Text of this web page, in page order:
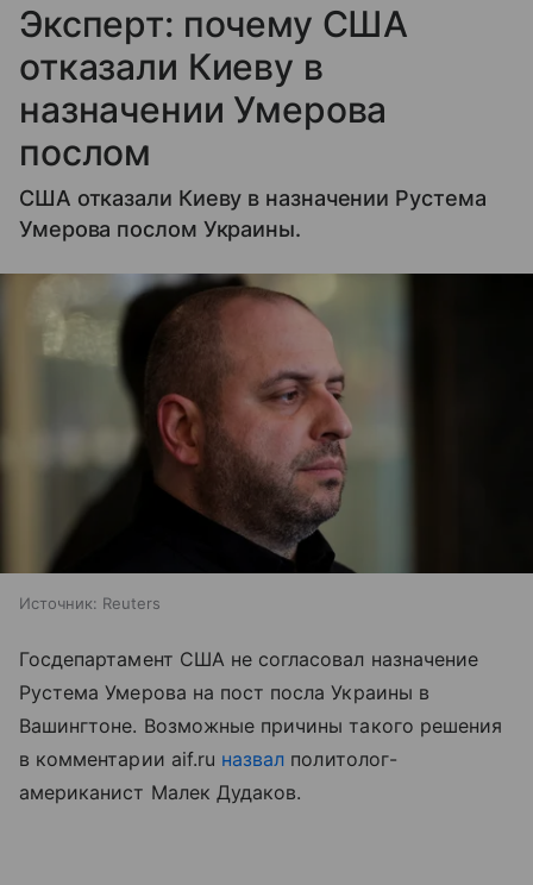
Эксперт: почему США
отказали Киеву в
назначении Умерова
послом
США отказали Киеву в назначении Рустема
Умерова послом Украины.
Источник: Reuters
Госдепартамент США не согласовал назначение
Рустема Умерова на пост посла Украины в
Вашингтоне. Возможные причины такого решения
в комментарии aif.ru назвал политолог-
американист Малек Дудаков.